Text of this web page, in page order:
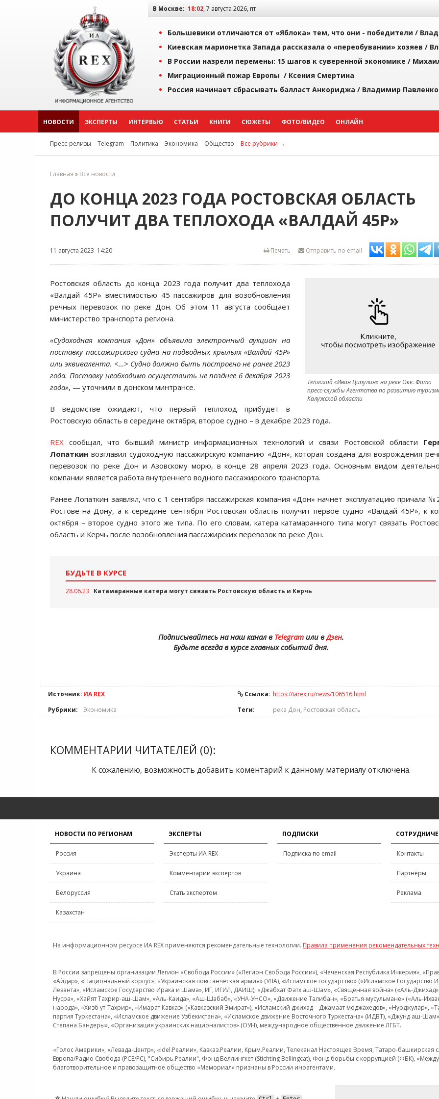
В Москве: 18:02, 7 августа 2026, пт
Большевики отличаются от «Яблока» тем, что они - победители /
Киевская марионетка Запада рассказала о «переобувании» хозяев /
В России назрели перемены: 15 шагов к суверенной экономике /
Миграционный пожар Европы / Ксения Смертина
Россия начинает сбрасывать балласт Анкориджа / Владимир Павленко
НОВОСТИ ЭКСПЕРТЫ ИНТЕРВЬЮ СТАТЬИ КНИГИ СЮЖЕТЫ ФОТО/ВИДЕО ОНЛАЙН
Пресс-релизы Telegram Политика Экономика Общество Все рубрики →
Главная » Все новости
ДО КОНЦА 2023 ГОДА РОСТОВСКАЯ ОБЛАСТЬ
ПОЛУЧИТ ДВА ТЕПЛОХОДА «ВАЛДАЙ 45Р»
11 августа 2023 14:20 Отправить по email
Печать
Теплоход «Иван Ципулин» на реке Оке. Фото
пресс-службы Агентства по развитию
Калужской области
Ростовская область до конца 2023 года получит два теплохода
«Валдай 45Р» вместимостью 45 пассажиров для возобновления
речных перевозок по реке Дон. Об этом 11 августа сообщает
министерство транспорта региона.
«Судоходная компания «Дон» объявила электронный аукцион на
поставку пассажирского судна на подводных крыльях «Валдай 45Р»
или эквивалента. <…> Судно должно быть построено не ранее 2023
года. Поставку необходимо осуществить не позднее 6 декабря 2023
года», — уточнили в донском минтрансе.
В ведомстве ожидают, что первый теплоход прибудет в
Ростовскую область в середине октября, второе судно – в декабре 2023 года.
REX сообщал, что бывший министр информационных технологий и связи Ростовской области
Лопаткин возглавил судоходную пассажирскую компанию «Дон», которая создана для возрождения
перевозок по реке Дон и Азовскому морю, в конце 28 апреля 2023 года. Основным видом
компании является работа внутреннего водного пассажирского транспорта.
Ранее Лопаткин заявлял, что с 1 сентября пассажирская компания «Дон» начнет эксплуатацию причала
Ростове-на-Дону, а к середине сентября Ростовская область получит первое судно «Валдай 45Р», к
октября – второе судно этого же типа. По его словам, катера катамаранного типа могут связать
область и Керчь после возобновления пассажирских перевозок по реке Дон.
БУДЬТЕ В КУРСЕ
28.06.23 Катамаранные катера могут связать Ростовскую область и Керчь
Подписывайтесь на наш канал в Telegramили вДзен.
Будьте всегда в курсе главных событий дня.
Источник: ИА REX Ссылка: https://iarex.ru/news/106516.html
Рубрики:
Экономика Теги: река Дон, Ростовская область
КОММЕНТАРИИ ЧИТАТЕЛЕЙ (0):
К сожалению, возможность добавить коментарий к данному материалу отключена.
НОВОСТИ ПО РЕГИОНАМ
Россия
Украина
Белоруссия
Казахстан
ЭКСПЕРТЫ
Эксперты ИА REX
Комментарии экспертов
Стать экспертом
ПОДПИСКИ
Подписка по email Контакты
Партнёры
Реклама
На информационном ресурсе ИА REX применяются рекомендательные технологии. Правила применения рекомендательных
В России запрещены организации Легион «Свобода России» («Легион Свобода России»), «Чеченская Республика Ичкерия»,
«Айдар», «Национальный корпус», «Украинская повстанческая армия» (УПА), «Исламское государство» («Исламское
Леванта», «Исламское Государство Ирака и Шама», ИГ, ИГИЛ, ДАИШ), «Джабхат Фатх аш-Шам», «Священная война» («Аль-Джихад»
Нусра», «Хайят Тахрир-аш-Шам», «Аль-Каида», «Аш-Шабаб», «УНА-УНСО», «Движение Талибан», «Братья-мусульмане» («Аль-
народа», «Хизб ут-Тахрир», «Имарат Кавказ» («Кавказский Эмират»), «Исламский джихад – Джамаат моджахедов», «Нурджулар»,
партия Туркестана», «Исламское движение Узбекистана», «Исламское движение Восточного Туркестана» (ИДВТ), «Джунд аш-
Степана Бандеры», «Организация украинских националистов» (ОУН), международное общественное движение ЛГБТ.
«Голос Америки», «Левада-Центр», «Idel.Реалии», Кавказ.Реалии, Крым.Реалии, Телеканал Настоящее Время, Татаро-
Европа/Радио Свобода (PCE/PC), "Сибирь.Реалии", Фонд Беллингкет (Stichting Bellingcat), Фонд борьбы с коррупцией (ФБК),
благотворительное и правозащитное общество «Мемориал» признаны в России иноагентами.